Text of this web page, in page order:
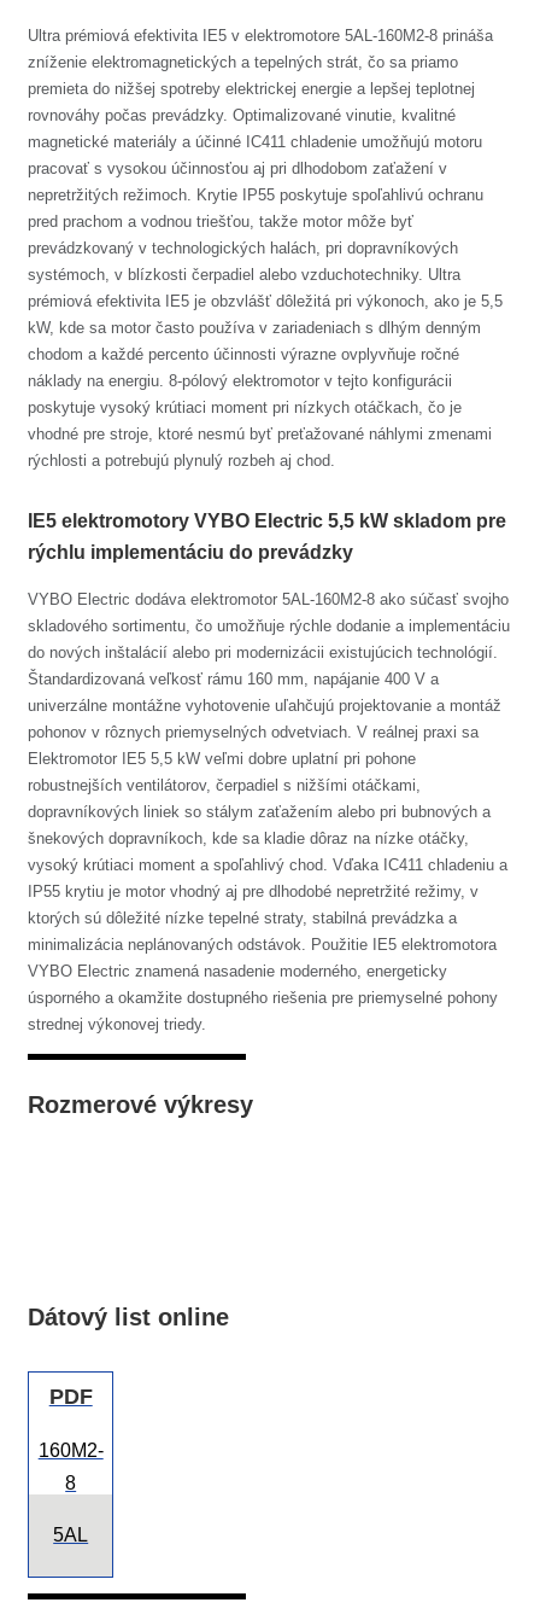
Ultra prémiová efektivita IE5 v elektromotore 5AL-160M2-8 prináša
zníženie elektromagnetických a tepelných strát, čo sa priamo
premieta do nižšej spotreby elektrickej energie a lepšej teplotnej
rovnováhy počas prevádzky. Optimalizované vinutie, kvalitné
magnetické materiály a účinné IC411 chladenie umožňujú motoru
pracovať s vysokou účinnosťou aj pri dlhodobom zaťažení v
nepretržitých režimoch. Krytie IP55 poskytuje spoľahlivú ochranu
pred prachom a vodnou triešťou, takže motor môže byť
prevádzkovaný v technologických halách, pri dopravníkových
systémoch, v blízkosti čerpadiel alebo vzduchotechniky. Ultra
prémiová efektivita IE5 je obzvlášť dôležitá pri výkonoch, ako je 5,5
kW, kde sa motor často používa v zariadeniach s dlhým denným
chodom a každé percento účinnosti výrazne ovplyvňuje ročné
náklady na energiu. 8-pólový elektromotor v tejto konfigurácii
poskytuje vysoký krútiaci moment pri nízkych otáčkach, čo je
vhodné pre stroje, ktoré nesmú byť preťažované náhlymi zmenami
rýchlosti a potrebujú plynulý rozbeh aj chod.
IE5 elektromotory VYBO Electric 5,5 kW skladom pre
rýchlu implementáciu do prevádzky
VYBO Electric dodáva elektromotor 5AL-160M2-8 ako súčasť svojho
skladového sortimentu, čo umožňuje rýchle dodanie a implementáciu
do nových inštalácií alebo pri modernizácii existujúcich technológií.
Štandardizovaná veľkosť rámu 160 mm, napájanie 400 V a
univerzálne montážne vyhotovenie uľahčujú projektovanie a montáž
pohonov v rôznych priemyselných odvetviach. V reálnej praxi sa
Elektromotor IE5 5,5 kW veľmi dobre uplatní pri pohone
robustnejších ventilátorov, čerpadiel s nižšími otáčkami,
dopravníkových liniek so stálym zaťažením alebo pri bubnových a
šnekových dopravníkoch, kde sa kladie dôraz na nízke otáčky,
vysoký krútiaci moment a spoľahlivý chod. Vďaka IC411 chladeniu a
IP55 krytiu je motor vhodný aj pre dlhodobé nepretržité režimy, v
ktorých sú dôležité nízke tepelné straty, stabilná prevádzka a
minimalizácia neplánovaných odstávok. Použitie IE5 elektromotora
VYBO Electric znamená nasadenie moderného, energeticky
úsporného a okamžite dostupného riešenia pre priemyselné pohony
strednej výkonovej triedy.
Rozmerové výkresy
Dátový list online
PDF
160M2-
8
5AL